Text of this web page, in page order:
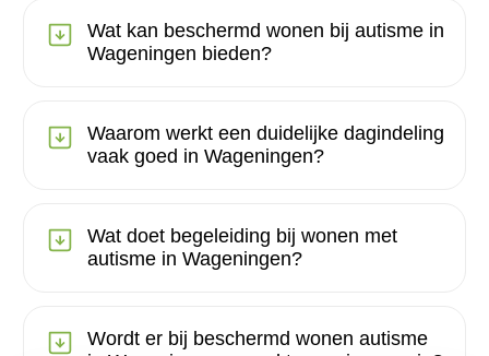
Wat kan beschermd wonen bij autisme in
Wageningen bieden?
Waarom werkt een duidelijke dagindeling
vaak goed in Wageningen?
Wat doet begeleiding bij wonen met
autisme in Wageningen?
Wordt er bij beschermd wonen autisme